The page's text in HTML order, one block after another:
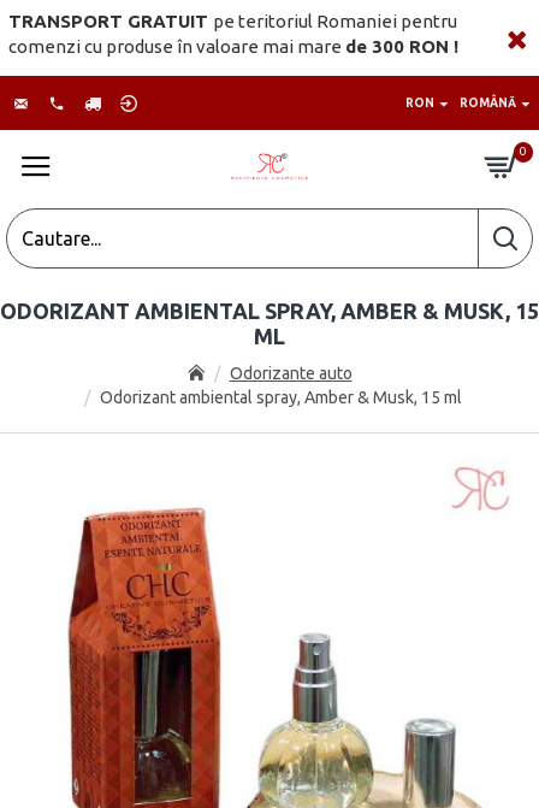
TRANSPORT GRATUIT pe teritoriul Romaniei pentru
comenzi cu produse în valoare mai mare de 300 RON !
RON ROMÂNĂ
0
Odorizante auto
Odorizant ambiental spray, Amber & Musk, 15 ml
ODORIZANT AMBIENTAL SPRAY, AMBER & MUSK, 15
ML